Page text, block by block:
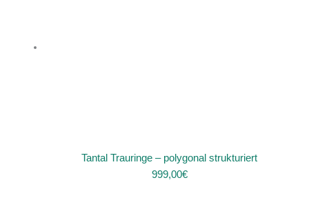
Tantal Trauringe – polygonal strukturiert
999,00€